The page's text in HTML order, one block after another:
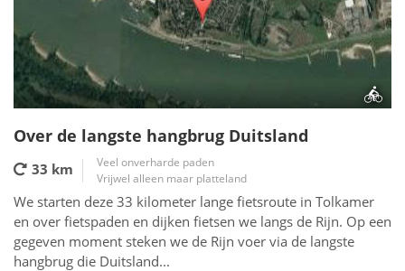
Over de langste hangbrug Duitsland
33 km
Veel onverharde paden
Vrijwel alleen maar platteland
We starten deze 33 kilometer lange fietsroute in Tolkamer
en over fietspaden en dijken fietsen we langs de Rijn. Op een
gegeven moment steken we de Rijn voer via de langste
hangbrug die Duitsland...